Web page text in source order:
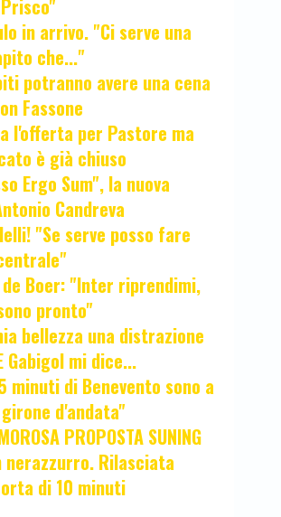
in arrivo. "Ci serve una
che..."
potranno avere una cena
Fassone
l'offerta per Pastore ma
è già chiuso
Ergo Sum", la nuova
Candreva
"Se serve posso fare
de Boer: "Inter riprendimi,
pronto"
bellezza una distrazione
mi dice...
minuti di Benevento sono a
d'andata"
PROPOSTA SUNING
Rilasciata
di 10 minuti